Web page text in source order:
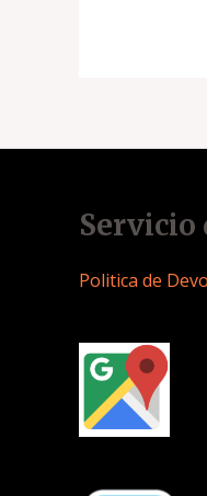
Servicio
Politica de